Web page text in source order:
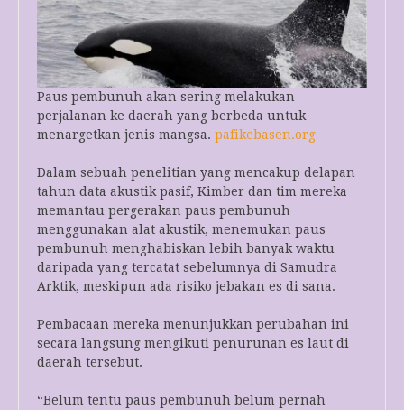
Paus pembunuh akan sering melakukan
perjalanan ke daerah yang berbeda untuk
menargetkan jenis mangsa. pafikebasen.org
Dalam sebuah penelitian yang mencakup delapan
tahun data akustik pasif, Kimber dan tim mereka
memantau pergerakan paus pembunuh
menggunakan alat akustik, menemukan paus
pembunuh menghabiskan lebih banyak waktu
daripada yang tercatat sebelumnya di Samudra
Arktik, meskipun ada risiko jebakan es di sana.
Pembacaan mereka menunjukkan perubahan ini
secara langsung mengikuti penurunan es laut di
daerah tersebut.
“Belum tentu paus pembunuh belum pernah